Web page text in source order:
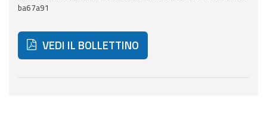
utili
frequenti
ba67a91
VEDI IL BOLLETTINO